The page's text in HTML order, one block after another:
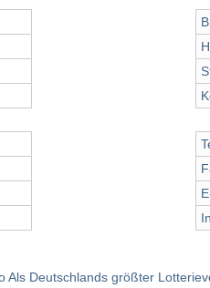
Deutschlands größter